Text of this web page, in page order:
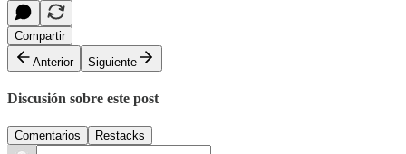
Compartir
Anterior
Siguiente
Discusión sobre este post
Comentarios Restacks